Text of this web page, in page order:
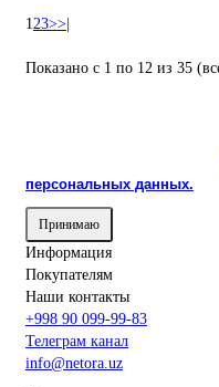
123>>|
Показано с 1 по 12 из 35
персональных данных.
Принимаю
Информация
Покупателям
Наши контакты
+998 90 099-99-83
Телеграм канал
info@netora.uz